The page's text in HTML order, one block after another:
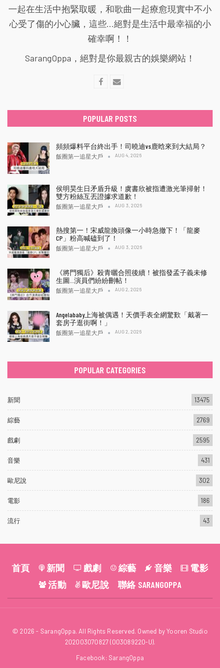
一起在生活中抱緊取暖，和歌曲一起療愈現實中不小
心受了傷的小心臟，這些...絕對是生活中最幸福的小
確幸啊！！
SarangOppa，絕對是你最親古的娛樂網站！
POPULAR POSTS
頻頻爆料平台終出手！司曉迪vs鹿晗來到大結局？
飯圈第一追星大戶 AUG 4, 2026
侯明昊生日矛盾升級！虞書欣被指遭激光筆掃射！
雙方粉絲互丟證據求道歉！
飯圈第一追星大戶 AUG 3, 2026
熱搜第一！宋威龍換頭像一小時急撤下！「龍麥
CP」粉高喊磕到了！
飯圈第一追星大戶 AUG 3, 2026
《將門獨后》殺青曬合照後續！被指發孟子義未修
生圖…演員們紛紛刪帖！
飯圈第一追星大戶 AUG 2, 2026
Angelababy上海被偶遇！天價手表全網驚歎「戴著一
套房子逛街啊！」
飯圈第一追星大戶 AUG 2, 2026
POPULAR CATEGORIES
新聞 13475
綜藝 2769
戲劇 2595
音樂 431
歐尼說 302
電影 186
流行 43
首頁 新聞 戲劇 綜藝 音樂
電影
活動
歐尼說 聯絡 SARANGOPPA
© 2026 - SarangOppa. All Rights Reserved. Owned by Yooren Studio
202003070827 (003089220-U).
Facebook: SarangOppa